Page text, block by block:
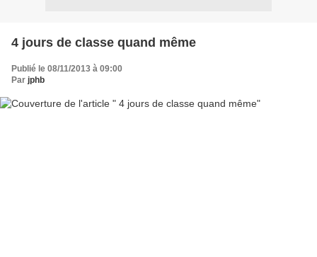
4 jours de classe quand même
Publié le 08/11/2013 à 09:00
Par jphb